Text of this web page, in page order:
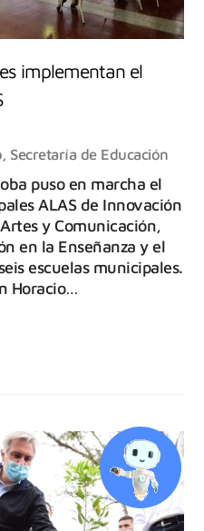
implementan el
, Secretaría de Educación
puso en marcha el
ALAS de Innovación
y Comunicación,
en la Enseñanza y el
escuelas municipales.
Horacio…